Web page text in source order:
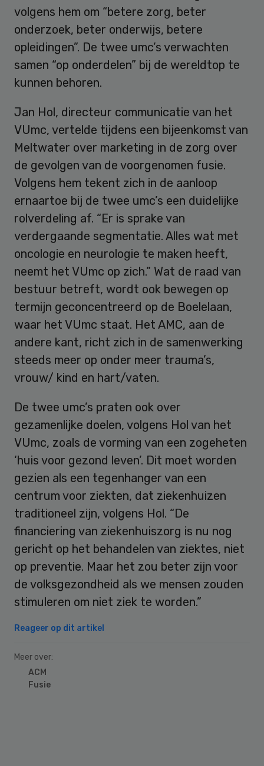
volgens hem om “betere zorg, beter
onderzoek, beter onderwijs, betere
opleidingen”. De twee umc’s verwachten
samen “op onderdelen” bij de wereldtop te
kunnen behoren.
Jan Hol, directeur communicatie van het
VUmc, vertelde tijdens een bijeenkomst van
Meltwater over marketing in de zorg over
de gevolgen van de voorgenomen fusie.
Volgens hem tekent zich in de aanloop
ernaartoe bij de twee umc’s een duidelijke
rolverdeling af. “Er is sprake van
verdergaande segmentatie. Alles wat met
oncologie en neurologie te maken heeft,
neemt het VUmc op zich.” Wat de raad van
bestuur betreft, wordt ook bewegen op
termijn geconcentreerd op de Boelelaan,
waar het VUmc staat. Het AMC, aan de
andere kant, richt zich in de samenwerking
steeds meer op onder meer trauma’s,
vrouw/ kind en hart/vaten.
De twee umc’s praten ook over
gezamenlijke doelen, volgens Hol van het
VUmc, zoals de vorming van een zogeheten
‘huis voor gezond leven’. Dit moet worden
gezien als een tegenhanger van een
centrum voor ziekten, dat ziekenhuizen
traditioneel zijn, volgens Hol. “De
financiering van ziekenhuiszorg is nu nog
gericht op het behandelen van ziektes, niet
op preventie. Maar het zou beter zijn voor
de volksgezondheid als we mensen zouden
stimuleren om niet ziek te worden.”
Reageer op dit artikel
Meer over:
ACM
Fusie